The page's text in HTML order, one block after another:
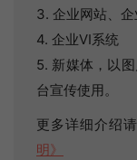
3. 企业网站、企
4. 企业VI系统
5. 新媒体，以
台宣传使用。
更多详细介绍
明》